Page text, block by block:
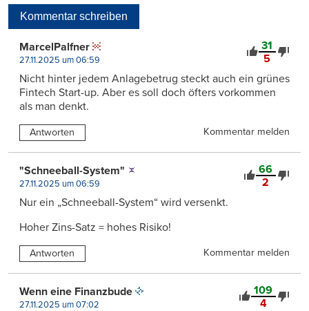
Kommentar schreiben
31
5
MarcelPalfner
27.11.2025 um 06:59
Nicht hinter jedem Anlagebetrug steckt auch ein grünes
Fintech Start-up. Aber es soll doch öfters vorkommen
als man denkt.
Antworten Kommentar melden
66
2
"Schneeball-System"
27.11.2025 um 06:59
Nur ein „Schneeball-System“ wird versenkt.
Hoher Zins-Satz = hohes Risiko!
Antworten Kommentar melden
109
4
Wenn eine Finanzbude
27.11.2025 um 07:02